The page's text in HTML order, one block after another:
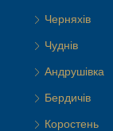
Черняхів
Чуднів
Андрушівка
Бердичів
Коростень